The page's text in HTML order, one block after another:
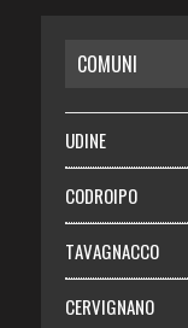
RISPARMIO
SALUTE
Necrologie
Chi siamo
Abbonati
COMUNI
UDINE
CODROIPO
TAVAGNACCO
CERVIGNANO